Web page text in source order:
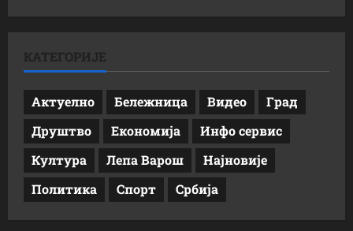
КАТЕГОРИЈЕ
Актуелно Бележница Видео
Град
Друштво
Економија
Инфо сервис
Култура
Лепа Варош
Најновије
Политика
Спорт Србија